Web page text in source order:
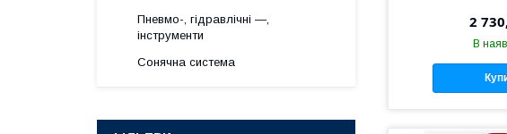
2
В
Пневмо-, гідравлічні —,
інструменти
Сонячна система